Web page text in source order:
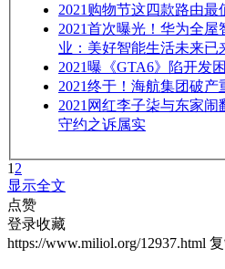
2021 购物节这四款路由最
2021首次曝光！华为全屋
业：美好智能生活未来已
2021曝《GTA6》陷开发
2021终于！海航集团破产
2021 网红李子柒与东家闹
守约之诉属实
1 2
显示全文
点赞
登录收藏
https://www.miliol.org/12937.html